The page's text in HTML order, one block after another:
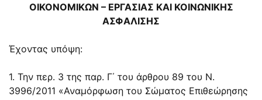
ΟΙΚΟΝΟΜΙΚΩΝ – ΕΡΓΑΣΙΑΣ ΚΑΙ ΚΟΙΝΩΝΙΚΗΣ
ΑΣΦΑΛΙΣΗΣ
Έχοντας υπόψη:
1. Την περ. 3 της παρ. Γ΄ του άρθρου 89 του N.
3996/2011 «Αναμόρφωση του Σώματος Επιθεώρησης